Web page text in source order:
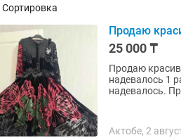
Сортировка
Продаю
25 000 ₸
Продаю
надевалось 1
надевалось.
Актобе, 2